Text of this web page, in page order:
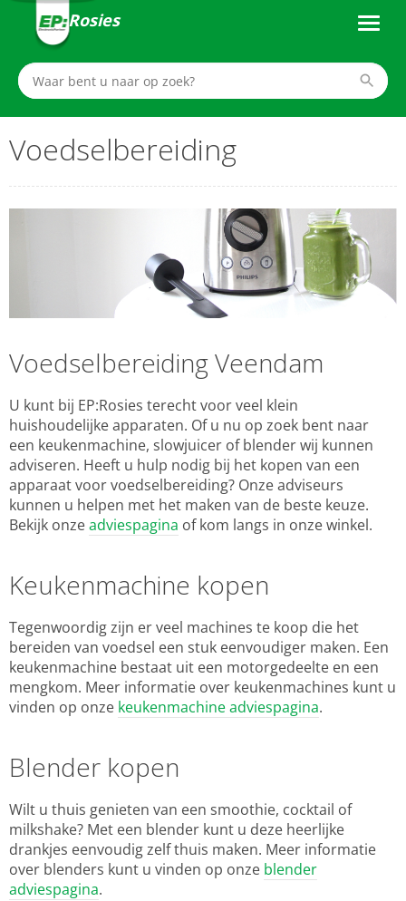
Rosies
Voedselbereiding
Voedselbereiding Veendam
U kunt bij EP:Rosies terecht voor veel klein
huishoudelijke apparaten. Of u nu op zoek bent naar
een keukenmachine, slowjuicer of blender wij kunnen
adviseren. Heeft u hulp nodig bij het kopen van een
apparaat voor voedselbereiding? Onze adviseurs
kunnen u helpen met het maken van de beste keuze.
Bekijk onzeadviespagina of kom langs in onze winkel.
Keukenmachine kopen
Tegenwoordig zijn er veel machines te koop die het
bereiden van voedsel een stuk eenvoudiger maken. Een
keukenmachine bestaat uit een motorgedeelte en een
mengkom. Meer informatie over keukenmachines kunt u
vinden op onze keukenmachine adviespagina.
Blender kopen
Wilt u thuis genieten van een smoothie, cocktail of
milkshake? Met een blender kunt u deze heerlijke
drankjes eenvoudig zelf thuis maken. Meer informatie
over blenders kunt u vinden op onze blender
adviespagina.